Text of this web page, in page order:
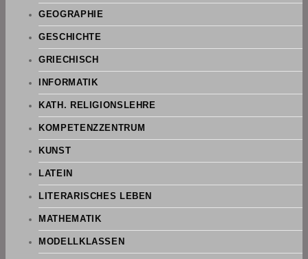
GEOGRAPHIE
GESCHICHTE
GRIECHISCH
INFORMATIK
KATH. RELIGIONSLEHRE
KOMPETENZZENTRUM
KUNST
LATEIN
LITERARISCHES LEBEN
MATHEMATIK
MODELLKLASSEN